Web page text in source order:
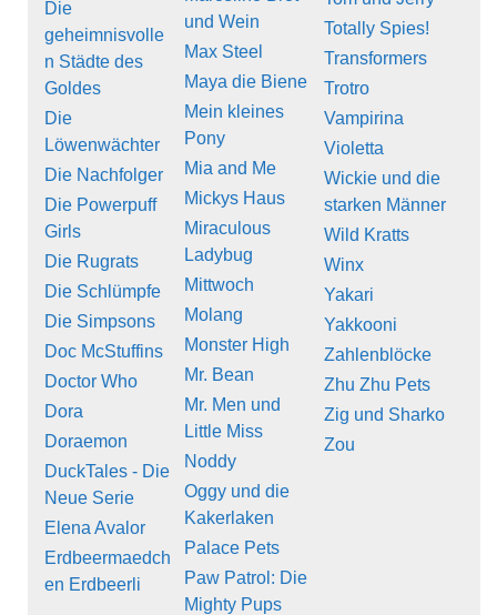
Die
geheimnisvolle
n Städte des
Goldes
Die
Löwenwächter
Die Nachfolger
Die Powerpuff
Girls
Die Rugrats
Die Schlümpfe
Die Simpsons
Doc McStuffins
Doctor Who
Dora
Doraemon
DuckTales - Die
Neue Serie
Elena Avalor
Erdbeermaedch
en Erdbeerli
und Wein
Max Steel
Maya die Biene
Mein kleines
Pony
Mia and Me
Mickys Haus
Miraculous
Ladybug
Mittwoch
Molang
Monster High
Mr. Bean
Mr. Men und
Little Miss
Noddy
Oggy und die
Kakerlaken
Palace Pets
Paw Patrol: Die
Mighty Pups
Totally Spies!
Transformers
Trotro
Vampirina
Violetta
Wickie und die
starken Männer
Wild Kratts
Winx
Yakari
Yakkooni
Zahlenblöcke
Zhu Zhu Pets
Zig und Sharko
Zou